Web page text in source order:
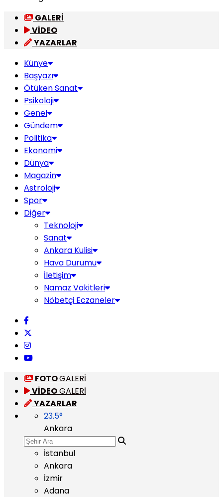
GALERİ
VİDEO
YAZARLAR
Künye
Başyazı
Ötüken Sanat
Psikoloji
Genel
Gündem
Politika
Ekonomi
Dünya
Magazin
Astroloji
Spor
Diğer
Teknoloji
Sanat
Ankara Kulisi
Hava Durumu
İletişim
Namaz Vakitleri
Nöbetçi Eczaneler
FOTOGALERİ
VİDEOGALERİ
YAZARLAR
23.5°
Ankara
İstanbul
Ankara
İzmir
Adana